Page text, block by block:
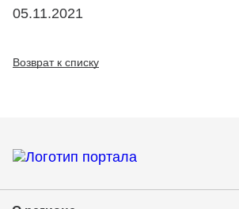
05.11.2021
Возврат к списку